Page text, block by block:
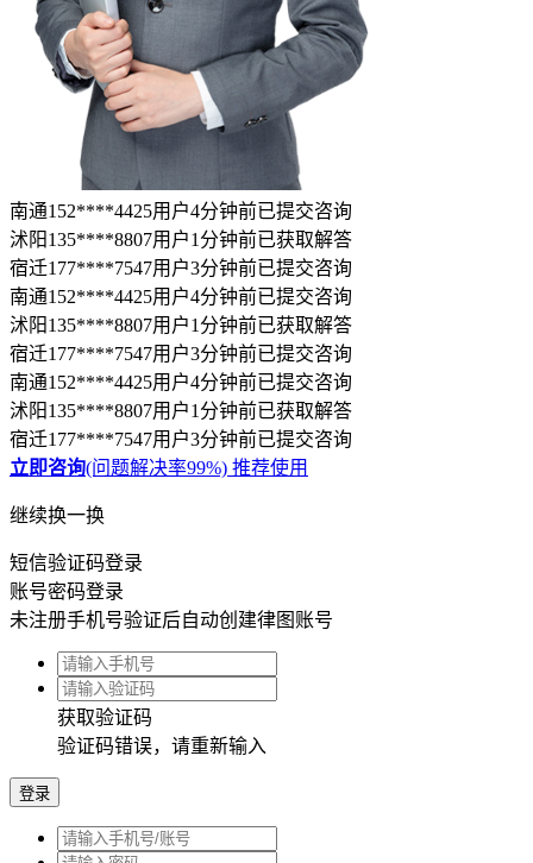
18万+
认证律师
亿+
普法人次
9秒
最快响应